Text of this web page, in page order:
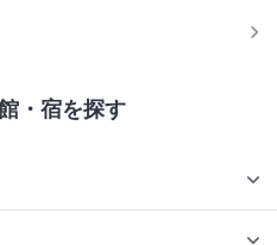
・宿を探す